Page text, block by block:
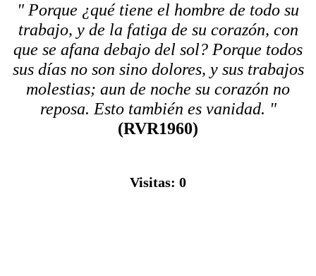
" Porque ¿qué tiene el hombre de todo su
trabajo, y de la fatiga de su corazón, con
que se afana debajo del sol? Porque todos
sus días no son sino dolores, y sus trabajos
molestias; aun de noche su corazón no
reposa. Esto también es vanidad. "
(RVR1960)
Visitas: 0